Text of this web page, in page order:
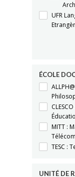
UFR
ÉCOLE
MITT :
TESC :
UNITÉ DE